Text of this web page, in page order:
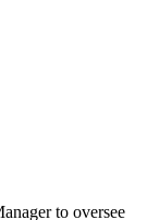
to oversee